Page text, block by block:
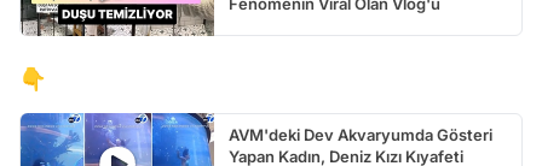
👇
AVM'deki Dev Akvaryumda Gösteri
Yapan Kadın, Deniz Kızı Kıyafeti